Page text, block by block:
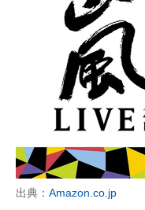
出典： Amazon.co.jp